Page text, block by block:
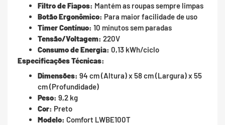
Filtro de Fiapos: Mantém as roupas sempre limpas
Botão Ergonômico: Para maior facilidade de uso
Timer Contínuo: 10 minutos sem paradas
Tensão/Voltagem: 220V
Consumo de Energia: 0,13 kWh/ciclo
Especificações Técnicas:
Dimensões: 94 cm (Altura) x 58 cm (Largura) x 55
cm (Profundidade)
Peso: 9,2 kg
Cor: Preto
Modelo: Comfort LWBE100T